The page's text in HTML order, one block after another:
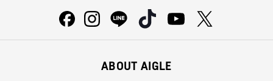
ABOUT AIGLE